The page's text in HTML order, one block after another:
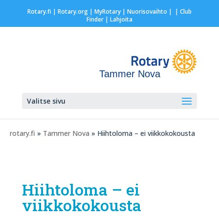
Rotary.fi | Rotary.org| MyRotary | Nuorisovaihto | | Club
Finder| Lahjoita
Tammer Nova
Valitse sivu
rotary.fi » Tammer Nova » Hiihtoloma – ei viikkokokousta
Hiihtoloma – ei
viikkokokousta